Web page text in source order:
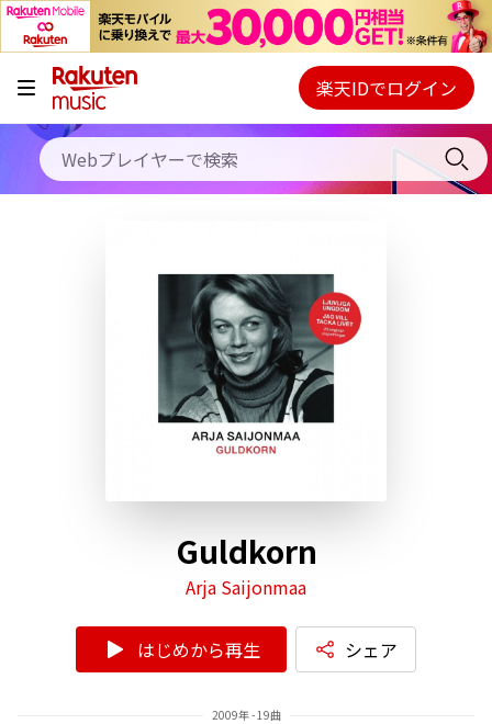
キャンペーン
料金プラン
使い方
初回30日間無料お試し
Webプレイヤー
ご契約内容の確認・変更
楽天IDでログイン
Guldkorn
Arja Saijonmaa
はじめから再生 シェア
2009年 - 19曲